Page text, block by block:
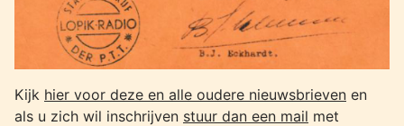
Kijk hier voor deze en alle oudere nieuwsbrieven en
als u zich wil inschrijven stuur dan een mail met